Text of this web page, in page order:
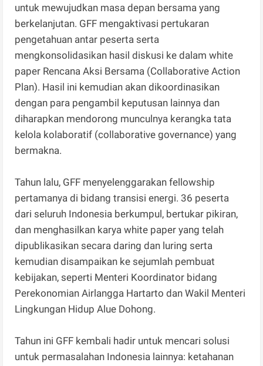
untuk mewujudkan masa depan bersama yang
berkelanjutan. GFF mengaktivasi pertukaran
pengetahuan antar peserta serta
mengkonsolidasikan hasil diskusi ke dalam white
paper Rencana Aksi Bersama (Collaborative Action
Plan). Hasil ini kemudian akan dikoordinasikan
dengan para pengambil keputusan lainnya dan
diharapkan mendorong munculnya kerangka tata
kelola kolaboratif (collaborative governance) yang
bermakna.
Tahun lalu, GFF menyelenggarakan fellowship
pertamanya di bidang transisi energi. 36 peserta
dari seluruh Indonesia berkumpul, bertukar pikiran,
dan menghasilkan karya white paper yang telah
dipublikasikan secara daring dan luring serta
kemudian disampaikan ke sejumlah pembuat
kebijakan, seperti Menteri Koordinator bidang
Perekonomian Airlangga Hartarto dan Wakil Menteri
Lingkungan Hidup Alue Dohong.
Tahun ini GFF kembali hadir untuk mencari solusi
untuk permasalahan Indonesia lainnya: ketahanan